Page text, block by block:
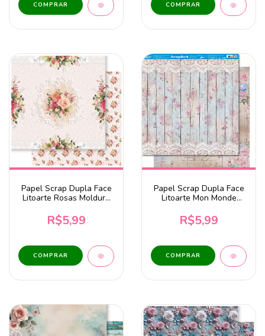
Papel Scrap Dupla Face
Litoarte Rosas Moldura
R$5,99
Papel Scrap Dupla Face
Litoarte Mon Monde
1273
R$5,99